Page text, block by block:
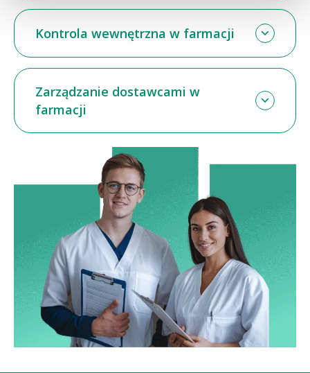
Kontrola wewnętrzna w farmacji
Zarządzanie dostawcami w
farmacji